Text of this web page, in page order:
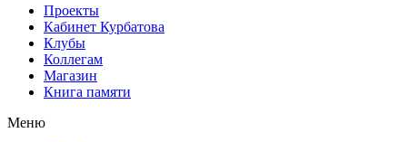
Проекты
Кабинет Курбатова
Клубы
Коллегам
Магазин
Книга памяти
Меню